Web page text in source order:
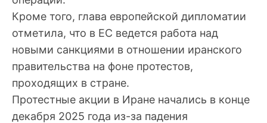
Кроме того, глава европейской дипломатии
отметила, что в ЕС ведется работа над
новыми санкциями в отношении иранского
правительства на фоне протестов,
проходящих в стране.
Протестные акции в Иране начались в конце
декабря 2025 года из-за падения